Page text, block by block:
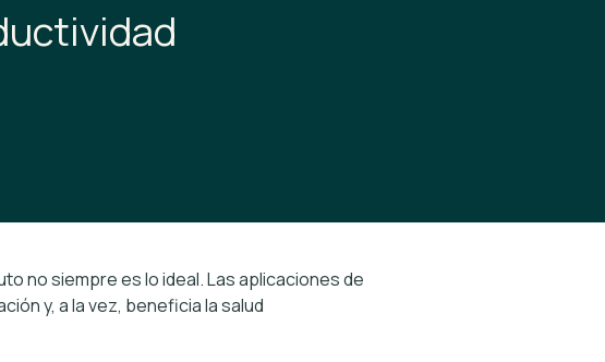
no siempre es lo ideal. Las aplicaciones de
y, a la vez, beneficia la salud